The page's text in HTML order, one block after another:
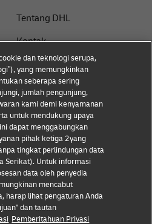
Tentang DHL
Kontak
Pusat Pers
Keberlanjutan
Pemberitahuan hukum
Ketentuan penggunaan
Privasi
Cookie Settings
dan teknologi serupa,
yang memungkinkan
seberapa sering
jumlah pengunjung,
kami demi kenyamanan
untuk mendukung upaya
dapat menggabungkan
pihak ketiga 2yang
tingkat perlindungan data
Serikat). Untuk informasi
data oleh penyedia
mencabut
harap lihat pengaturan Anda
dan tautan
Pemberitahuan Privasi